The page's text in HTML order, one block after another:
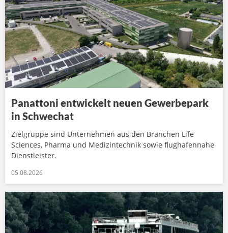
Panattoni entwickelt neuen Gewerbepark
in Schwechat
Zielgruppe sind Unternehmen aus den Branchen Life
Sciences, Pharma und Medizintechnik sowie flughafennahe
Dienstleister.
05.08.2026